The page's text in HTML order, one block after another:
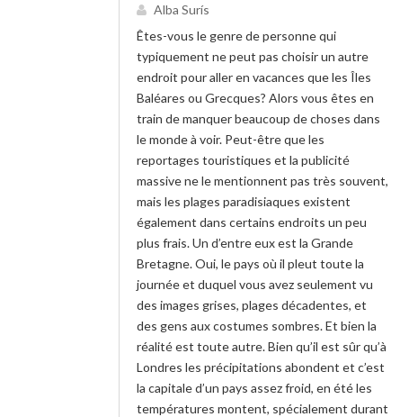
Alba Surís
Êtes-vous le genre de personne qui
typiquement ne peut pas choisir un autre
endroit pour aller en vacances que les Îles
Baléares ou Grecques? Alors vous êtes en
train de manquer beaucoup de choses dans
le monde à voir. Peut-être que les
reportages touristiques et la publicité
massive ne le mentionnent pas très souvent,
mais les plages paradisiaques existent
également dans certains endroits un peu
plus frais. Un d’entre eux est la Grande
Bretagne. Oui, le pays où il pleut toute la
journée et duquel vous avez seulement vu
des images grises, plages décadentes, et
des gens aux costumes sombres. Et bien la
réalité est toute autre. Bien qu’il est sûr qu’à
Londres les précipitations abondent et c’est
la capitale d’un pays assez froid, en été les
températures montent, spécialement durant